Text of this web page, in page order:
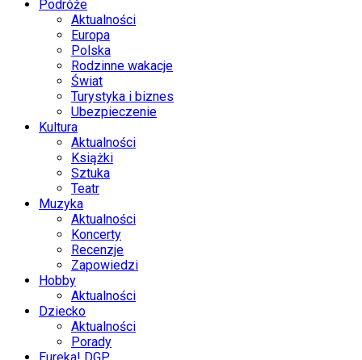
Podróże
Aktualności
Europa
Polska
Rodzinne wakacje
Świat
Turystyka i biznes
Ubezpieczenie
Kultura
Aktualności
Książki
Sztuka
Teatr
Muzyka
Aktualności
Koncerty
Recenzje
Zapowiedzi
Hobby
Aktualności
Dziecko
Aktualności
Porady